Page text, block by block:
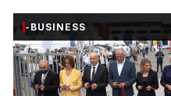
-BUSINESS